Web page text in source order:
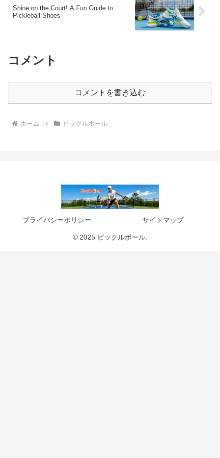
Shine on the Court! A Fun Guide to
Pickleball Shoes
コメント
コメントを書き込む
ホーム ピックルボール
プライバシーポリシー サイトマップ
© 2025 ピックルボール.